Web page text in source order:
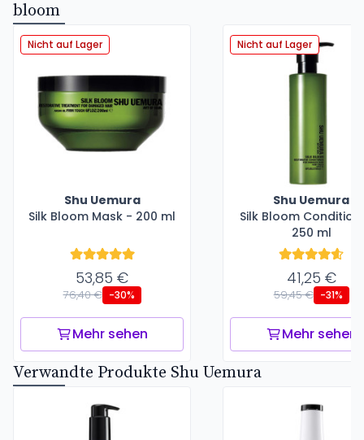
bloom
Nicht auf Lager
Shu Uemura
Silk Bloom Mask - 200 ml
53,85 €
76,40 € -30%
Mehr sehen
Nicht auf Lager
Shu Uemura
Silk Bloom
250 ml
41,25 €
59,45 € -31%
Mehr sehen
Verwandte Produkte Shu Uemura